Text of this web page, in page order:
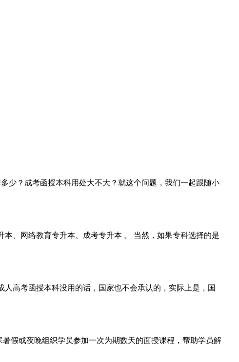
少？成考函授本科用处大不大？就这个问题，我们一起跟随小
、网络教育专升本、成考专升本 。 当然，如果专科选择的是
高考函授本科没用的话，国家也不会承认的，实际上是，国
假或夜晚组织学员参加一次为期数天的面授课程，帮助学员解